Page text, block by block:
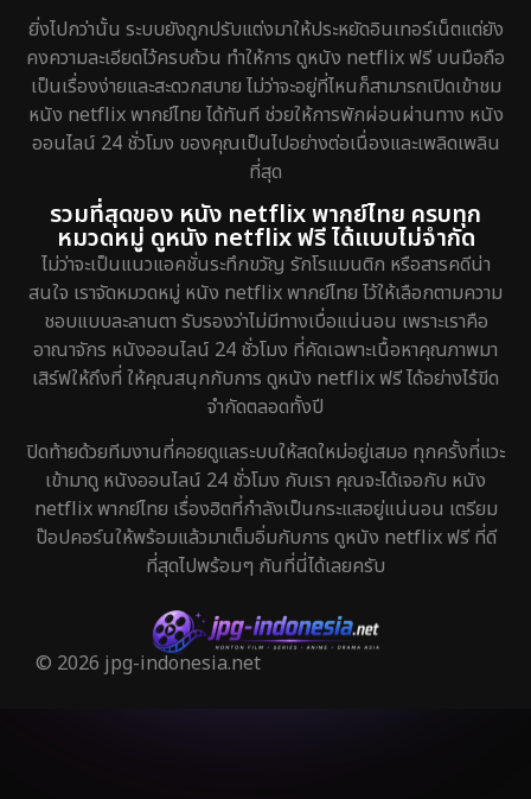
ยิ่งไปกว่านั้น ระบบยังถูกปรับแต่งมาให้ประหยัดอินเทอร์เน็ตแต่ยัง
คงความละเอียดไว้ครบถ้วน ทำให้การ ดูหนัง netflix ฟรี บนมือถือ
เป็นเรื่องง่ายและสะดวกสบาย ไม่ว่าจะอยู่ที่ไหนก็สามารถเปิดเข้าชม
หนัง netflix พากย์ไทย ได้ทันที ช่วยให้การพักผ่อนผ่านทาง หนัง
ออนไลน์ 24 ชั่วโมง ของคุณเป็นไปอย่างต่อเนื่องและเพลิดเพลิน
ที่สุด
รวมที่สุดของ หนัง netflix พากย์ไทย ครบทุก
หมวดหมู่ ดูหนัง netflix ฟรี ได้แบบไม่จำกัด
ไม่ว่าจะเป็นแนวแอคชั่นระทึกขวัญ รักโรแมนติก หรือสารคดีน่า
สนใจ เราจัดหมวดหมู่ หนัง netflix พากย์ไทย ไว้ให้เลือกตามความ
ชอบแบบละลานตา รับรองว่าไม่มีทางเบื่อแน่นอน เพราะเราคือ
อาณาจักร หนังออนไลน์ 24 ชั่วโมง ที่คัดเฉพาะเนื้อหาคุณภาพมา
เสิร์ฟให้ถึงที่ ให้คุณสนุกกับการ ดูหนัง netflix ฟรี ได้อย่างไร้ขีด
จำกัดตลอดทั้งปี
ปิดท้ายด้วยทีมงานที่คอยดูแลระบบให้สดใหม่อยู่เสมอ ทุกครั้งที่แวะ
เข้ามาดู หนังออนไลน์ 24 ชั่วโมง กับเรา คุณจะได้เจอกับ หนัง
netflix พากย์ไทย เรื่องฮิตที่กำลังเป็นกระแสอยู่แน่นอน เตรียม
ป๊อปคอร์นให้พร้อมแล้วมาเต็มอิ่มกับการ ดูหนัง netflix ฟรี ที่ดี
ที่สุดไปพร้อมๆ กันที่นี่ได้เลยครับ
© 2026 jpg-indonesia.net